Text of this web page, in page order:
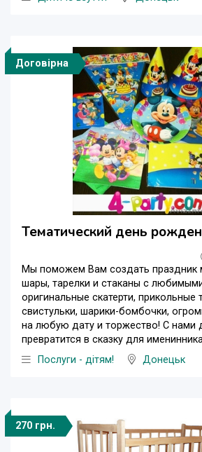
Договірна
Тематический день
Мы поможем Вам создать праздник
шары, тарелки и стаканы с
оригинальные скатерти, прикольные
свистульки, шарики-бомбочки,
на любую дату и торжество! С нами
превратится в сказку для
Послуги - дітям!
Донецьк
270 грн.